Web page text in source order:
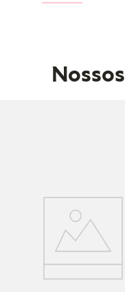
Nossos